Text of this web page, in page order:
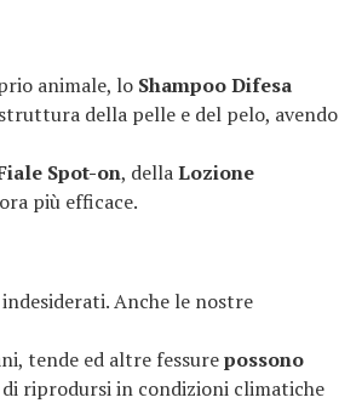
animale, lo Shampoo Difesa
della pelle e del pelo, avendo
Spot-on, dellaLozione
più efficace.
Anche le nostre
tende ed altre fessurepossono
riprodursi in condizioni climatiche